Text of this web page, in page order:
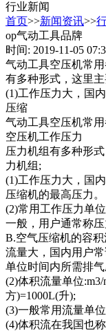
行业新闻
首页>>新闻资讯>>
op气动工具品牌
时间: 2019-11-05
气动工具空压机常
有多种形式，这里
(1)工作压力大，国
压缩
气动工具空压机常
空压机工作压力
压力机组有多种形
力机组;
(1)工作压力大，国
压缩机的最高压力。
(2)常用工作压力单位
一般，用户通常称压
B.空气压缩机的容
流量大，国内用户
单位时间内所需排
(2)体积流量单位
方)=1000L(升);
(3)一般常用流量单
(4)体积流在我国也